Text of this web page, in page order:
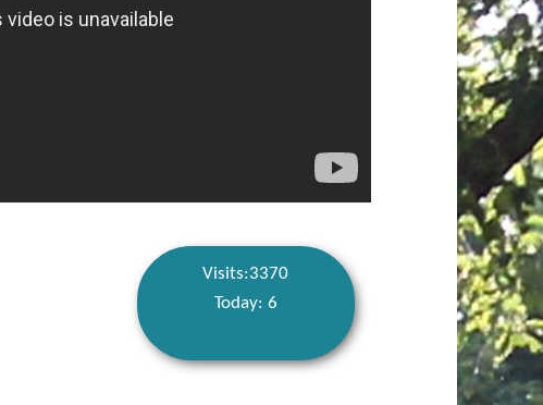
Visits:3370
Today: 6